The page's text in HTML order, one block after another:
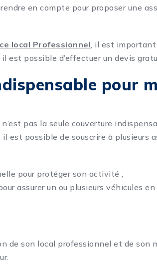
en compte pour proposer une
local Professionnel, il est important
est possible d’effectuer un devis
pour
pas la seule couverture
possible de souscrire à plusieurs
pour protéger son activité ;
assurer un ou plusieurs véhicules
de son local professionnel et de son